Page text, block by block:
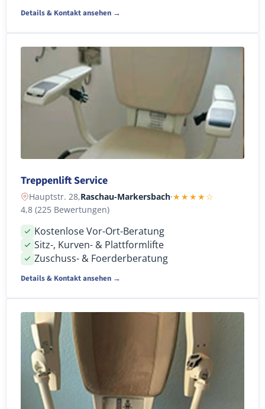
Details & Kontakt ansehen →
Treppenlift Service
Hauptstr. 28,Raschau-Markersbach·★★★★☆
4,8 (225 Bewertungen)
Kostenlose Vor-Ort-Beratung
Sitz-, Kurven- & Plattformlifte
Zuschuss- & Foerderberatung
Details & Kontakt ansehen →